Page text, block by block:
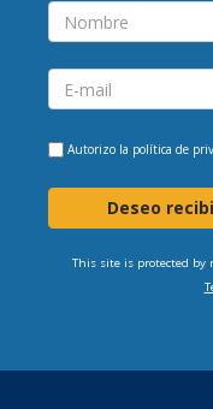
Autorizo la política de
Deseo
This site is protected by